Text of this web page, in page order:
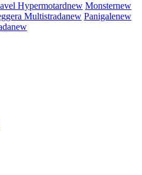
Hypermotardnew Monsternew
Multistradanew Panigalenew
new